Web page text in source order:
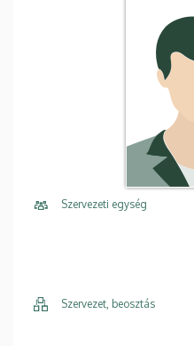
Szervezeti egység
Szervezet, beosztás